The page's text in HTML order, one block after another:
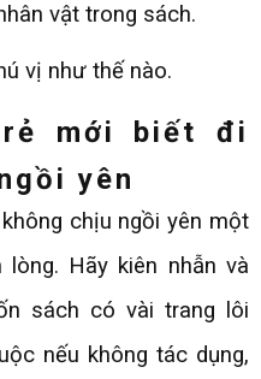
vật trong sách.
vị như thế nào.
mới biết đi
yên
chịu ngồi yên một
Hãy kiên nhẫn và
sách có vài trang lôi
nếu không tác dụng,